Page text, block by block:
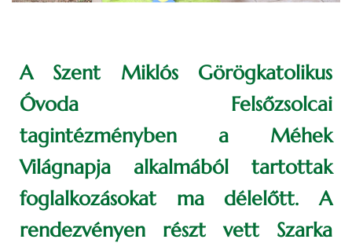
A Szent Miklós Görögkatolikus
Óvoda Felsőzsolcai
tagintézményben a Méhek
Világnapja alkalmából tartottak
foglalkozásokat ma délelőtt. A
rendezvényen részt vett Szarka